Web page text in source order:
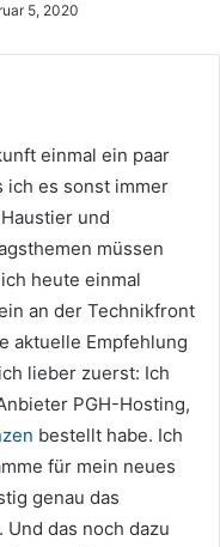
5, 2020
einmal ein paar
ich es sonst immer
und
müssen
heute einmal
an der Technikfront
aktuelle Empfehlung
lieber zuerst: Ich
PGH-Hosting,
bestellt habe. Ich
für mein neues
genau das
das noch dazu